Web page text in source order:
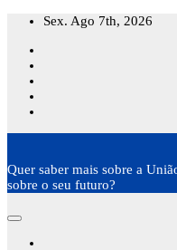
Skip
content
Sex. Ago 7th, 2026
Quer saber mais sobre a
sobre o seu futuro?